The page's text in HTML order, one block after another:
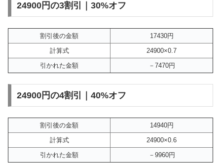
24900円の3割引｜30%オフ
割引後の金額
17430円
計算式
24900×0.7
引かれた金額
－7470円
24900円の4割引｜40%オフ
割引後の金額
14940円
計算式
24900×0.6
引かれた金額
－9960円